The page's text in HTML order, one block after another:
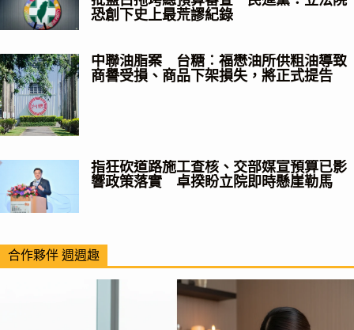
恐創下史上最荒謬紀錄
中聯油脂案 台糖︰福懋油所供粗油導致
商譽受損、商品下架損失，將正式提告
指狂砍道路施工查核、交部媒宣預算已影
響政策落實 卓揆盼立院即時懸崖勒馬
合作夥伴 週週趣